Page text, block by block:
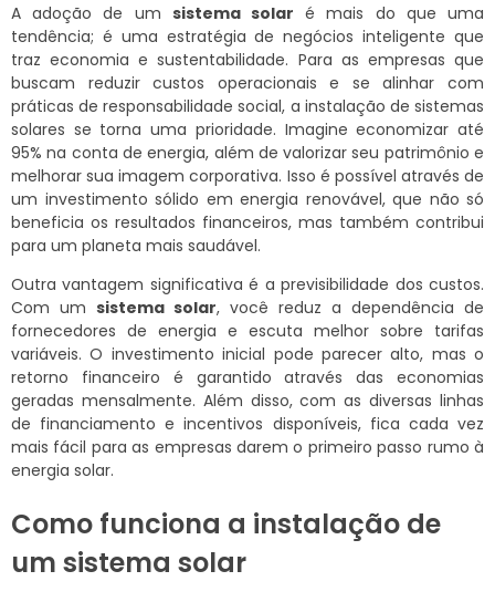
A adoção de um sistema solar é mais do que uma
tendência; é uma estratégia de negócios inteligente que
traz economia e sustentabilidade. Para as empresas que
buscam reduzir custos operacionais e se alinhar com
práticas de responsabilidade social, a instalação de sistemas
solares se torna uma prioridade. Imagine economizar até
95% na conta de energia, além de valorizar seu patrimônio e
melhorar sua imagem corporativa. Isso é possível através de
um investimento sólido em energia renovável, que não só
beneficia os resultados financeiros, mas também contribui
para um planeta mais saudável.
Outra vantagem significativa é a previsibilidade dos custos.
Com um sistema solar, você reduz a dependência de
fornecedores de energia e escuta melhor sobre tarifas
variáveis. O investimento inicial pode parecer alto, mas o
retorno financeiro é garantido através das economias
geradas mensalmente. Além disso, com as diversas linhas
de financiamento e incentivos disponíveis, fica cada vez
mais fácil para as empresas darem o primeiro passo rumo à
energia solar.
Como funciona a instalação de
um sistema solar